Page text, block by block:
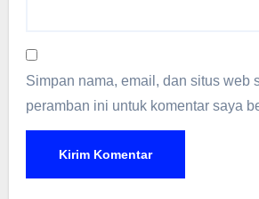
Simpan nama, email, dan situs web
peramban ini untuk komentar saya